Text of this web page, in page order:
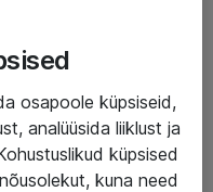
osapoole küpsiseid,
analüüsida liiklust ja
küpsised
kuna need